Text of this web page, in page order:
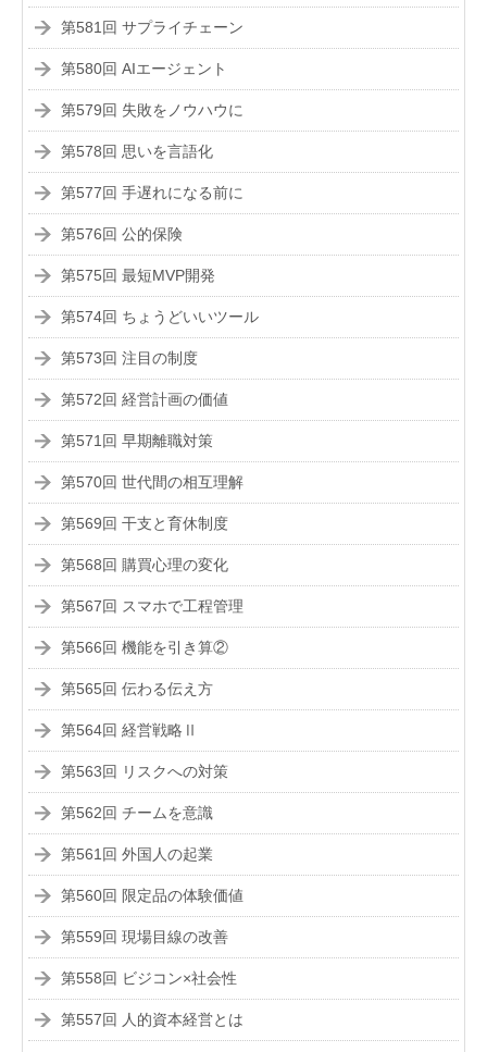
第581回 サプライチェーン
第580回 AIエージェント
第579回 失敗をノウハウに
第578回 思いを言語化
第577回 手遅れになる前に
第576回 公的保険
第575回 最短MVP開発
第574回 ちょうどいいツール
第573回 注目の制度
第572回 経営計画の価値
第571回 早期離職対策
第570回 世代間の相互理解
第569回 干支と育休制度
第568回 購買心理の変化
第567回 スマホで工程管理
第566回 機能を引き算②
第565回 伝わる伝え方
第564回 経営戦略Ⅱ
第563回 リスクへの対策
第562回 チームを意識
第561回 外国人の起業
第560回 限定品の体験価値
第559回 現場目線の改善
第558回 ビジコン×社会性
第557回 人的資本経営とは